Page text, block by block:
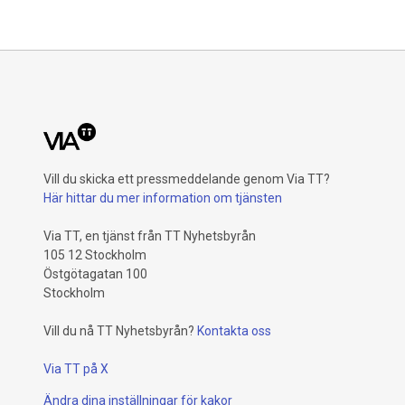
skolan och får en trygg uppväxt.
Vill du skicka ett pressmeddelande genom Via TT?
Här hittar du mer information om tjänsten
Via TT, en tjänst från TT Nyhetsbyrån
105 12 Stockholm
Östgötagatan 100
Stockholm
Vill du nå TT Nyhetsbyrån? Kontakta oss
Via TT på X
Ändra dina inställningar för kakor